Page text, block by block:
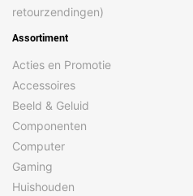
retourzendingen)
Assortiment
Acties en Promotie
Accessoires
Beeld & Geluid
Componenten
Computer
Gaming
Huishouden